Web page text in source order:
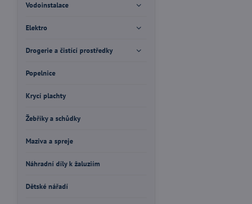
Vodoinstalace
Elektro
Drogerie a čistící prostředky
Popelnice
Krycí plachty
Žebříky a schůdky
Maziva a spreje
Náhradní díly k žaluziím
Dětské nářadí